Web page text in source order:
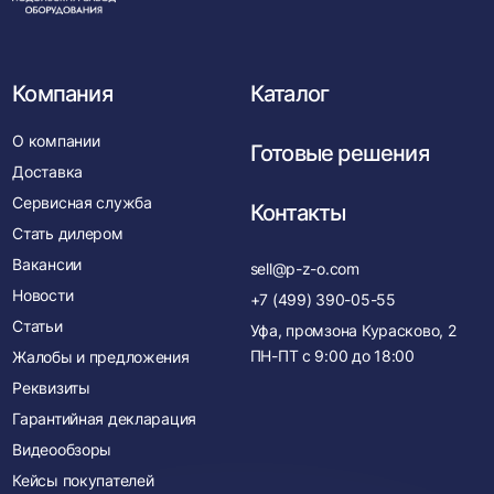
Компания
О компании
Доставка
Сервисная служба
Стать дилером
Вакансии
Новости
Статьи
Жалобы и предложения
Реквизиты
Гарантийная декларация
Видеообзоры
Кейсы покупателей
Каталог
Готовые решения
Контакты
sell@p-z-o.com
+7 (499) 390-05-55
Уфа, промзона Курасково, 2
ПН-ПТ с 9:00 до 18:00